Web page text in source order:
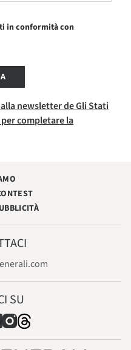
in conformità con
newsletter de Gli Stati
completare la
SU